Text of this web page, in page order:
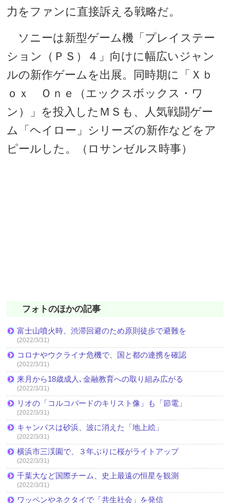
力をファンに直接訴える戦略だ。
ソニーは新型ゲーム機「プレイステー
ション（ＰＳ）４」向けに幅広いジャン
ルの新作ゲームを出展。同時期に「Ｘｂ
ｏｘ Ｏｎｅ（エックスボックス・ワ
ン）」を投入したＭＳも、人気戦闘ゲー
ム「ヘイロー」シリーズの新作などをア
ピールした。（ロサンゼルス時事）
フォトのほかの記事
富士山噴火時、渋滞回避のため原則徒歩で避難を
(2022/3/31)
コロナやウクライナ危機で、国と都の連携を確認
(2022/3/31)
来月から18歳成人､金融教育への取り組み広がる
(2022/3/31)
リオの「コルコバードのキリスト像」も「節電」
(2022/3/31)
キャンバスは砂浜、波に消えた「地上絵」
(2022/3/31)
横浜市三渓園で、３年ぶりに桜がライトアップ
(2022/3/31)
千葉大など国際チーム、史上最遠の恒星を観測
(2022/3/31)
ワッペンやネクタイで「共生社会」を発信